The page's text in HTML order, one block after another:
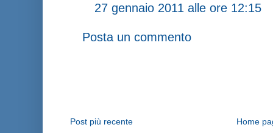
27 gennaio 2011 alle ore 12:15
Posta un commento
Post più recente Home